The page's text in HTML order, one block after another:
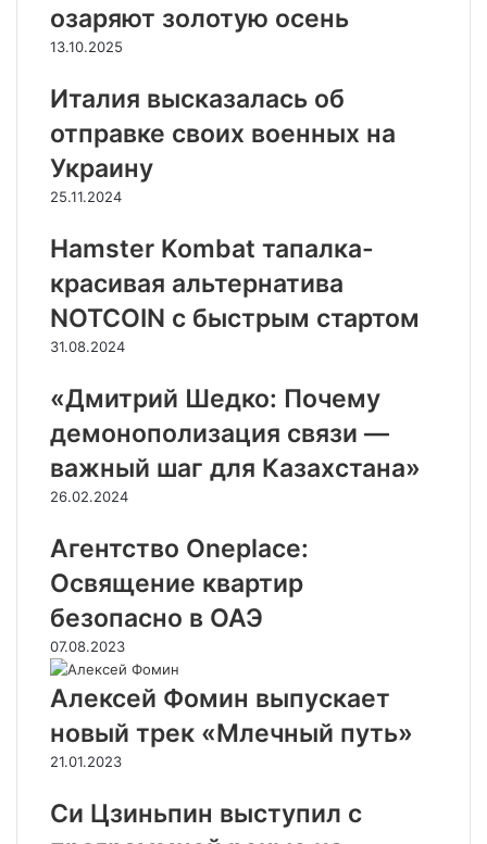
озаряют золотую осень
13.10.2025
Италия высказалась об
отправке своих военных на
Украину
25.11.2024
Hamster Kombat тапалка-
красивая альтернатива
NOTCOIN с быстрым стартом
31.08.2024
«Дмитрий Шедко: Почему
демонополизация связи —
важный шаг для Казахстана»
26.02.2024
Агентство Oneplace:
Освящение квартир
безопасно в ОАЭ
07.08.2023
Алексей Фомин выпускает
новый трек «Млечный путь»
21.01.2023
Си Цзиньпин выступил с